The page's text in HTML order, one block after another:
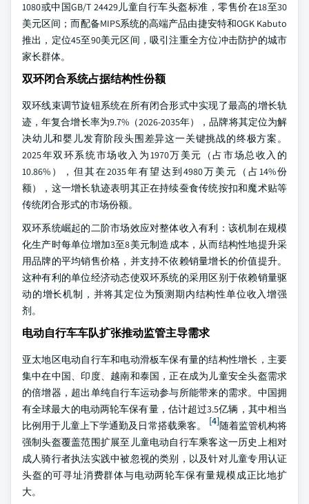
1080或中国GB/T 24429儿童自行车头盔标准，零售价在18至30
美元区间；而配备MIPS系统的高端产品由捷安特和OGK Kabuto
推出，定位45至90美元区间，吸引注重全方位冲击防护的城市
家长群体。
双环闭合系统占据结构性份额
双环线束调节旋钮系统在所有闭合形式中实现了最高的增长轨
迹，年复合增长率为9.7%（2026-2035年），品牌将其定位为解
决幼儿和婴儿发育阶段头围差异这一关键挑战的终极方案。
2025年双环系统市场收入为1970万美元（占市场总收入的
10.86%），但其在2035年有望达到4980万美元（占14%份
额），这一增长轨迹表明其正在持续蚕食传统按扣和魔术贴等
传统闭合形式的市场份额。
双环系统崛起的二阶市场效应对整体收入有利：该机制在规模
化生产时每单位增加3至8美元制造成本，从而结构性地提升采
用品牌的平均销售价格，并支持不依赖销量增长的价值提升。
这种有利的单位经济动态使双环系统的采用区别于依赖销量驱
动的增长机制，并将其定位为预测期内结构性单位收入增强
剂。
电动自行车车队扩张推动监管主导需求
亚太地区电动自行车和电动滑板车保有量的结构性增长，主要
集中在中国、印度、越南和泰国，正在成为儿童安全头盔需求
的倍增器，超出单纯自行车运动参与所能带来的需求。中国拥
有全球最大的电动两轮车保有量，估计超过3.5亿辆，其中相当
比例用于儿童上下学通勤及日常搭载乘客。
[4]随着监管机构将
强制头盔覆盖范围扩展至儿童电动自行车乘客这一历史上相对
成人骑行者执法实践中被忽视的类别，以及针对儿童专用认证
头盔的可寻址消费群体与电动两轮车保有量规模成正比地扩
大。